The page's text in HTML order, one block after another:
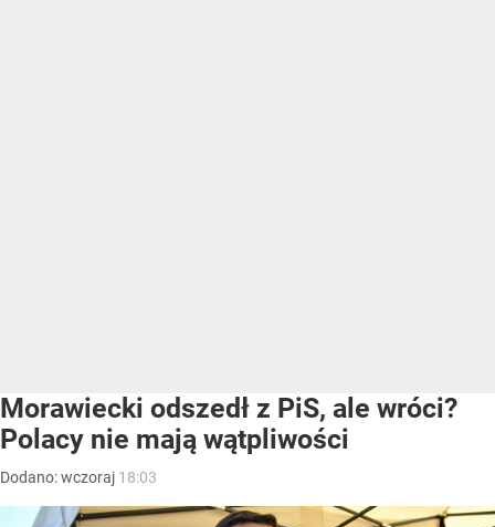
Morawiecki odszedł z PiS, ale wróci?
Polacy nie mają wątpliwości
Dodano:wczoraj 18:03